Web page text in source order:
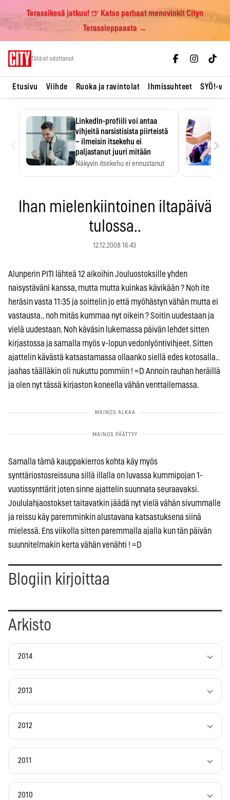
Terassikesä jatkuu! 🍺 Katso parhaat menovinkit Cityn
Terassioppaasta →
Tätä et odottanut
Etusivu Viihde Ruoka ja ravintolat Ihmissuhteet SYÖ!-
LinkedIn-profiili voi antaa
vihjeitä narsistisista piirteistä
– ilmeisin itsekehu ei
paljastanut juuri mitään
Näkyvin itsekehu ei ennustanut
›
Ihan mielenkiintoinen iltapäivä
tulossa..
12.12.2008 16:43
Alunperin PITI lähteä 12 aikoihin Jouluostoksille yhden
naisystäväni kanssa, mutta mutta kuinkas kävikään ? Noh ite
heräsin vasta 11:35 ja soittelin jo että myöhästyn vähän mutta ei
vastausta.. noh mitäs kummaa nyt oikein ? Soitin uudestaan ja
vielä uudestaan. Noh käväsin lukemassa päivän lehdet sitten
kirjastossa ja samalla myös v-lopun vedonlyöntivihjeet. Sitten
ajattelin kävästä katsastamassa ollaanko siellä edes kotosalla..
jaahas täälläkin oli nukuttu pommiin ! =D Annoin rauhan heräillä
ja olen nyt tässä kirjaston koneella vähän venttailemassa.
Samalla tämä kauppakierros kohta käy myös
synttäriostosreissuna sillä illalla on luvassa kummipojan 1-
vuotissynttärit joten sinne ajattelin suunnata seuraavaksi.
Joululahjaostokset taitavatkin jäädä nyt vielä vähän sivummalle
ja reissu käy paremminkin alustavana katsastuksena siinä
mielessä. Ens viikolla sitten paremmalla ajalla kun tän päivän
suunnitelmakin kerta vähän venähti ! =D
Blogiin kirjoittaa
Arkisto
2014
2013
2012
2011
2010